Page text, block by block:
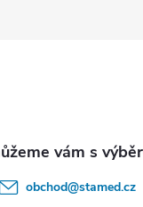
obchod@stamed.cz